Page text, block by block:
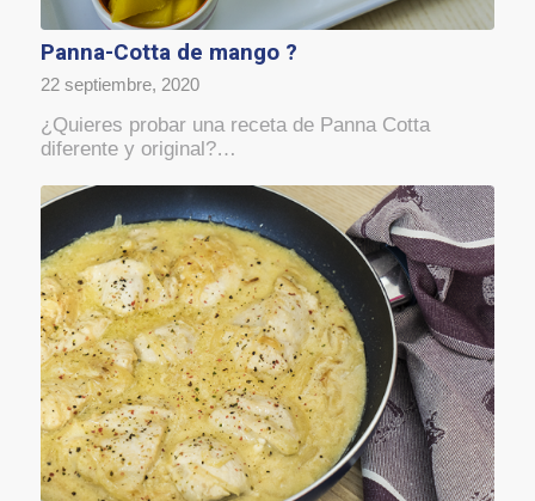
Panna-Cotta de mango ?
22 septiembre, 2020
¿Quieres probar una receta de Panna Cotta
diferente y original?…